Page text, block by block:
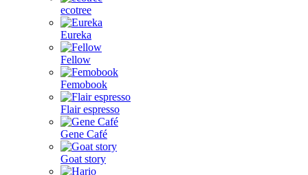
ecotree
Eureka
Fellow
Femobook
Flair espresso
Gene Café
Goat story